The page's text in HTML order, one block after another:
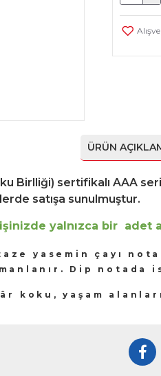
ÜRÜN
Birlliği) sertifikalı AAA
satışa sunulmuştur.
yalnızca bir adet
yasemin çayı
Dip notada
koku, yaşam